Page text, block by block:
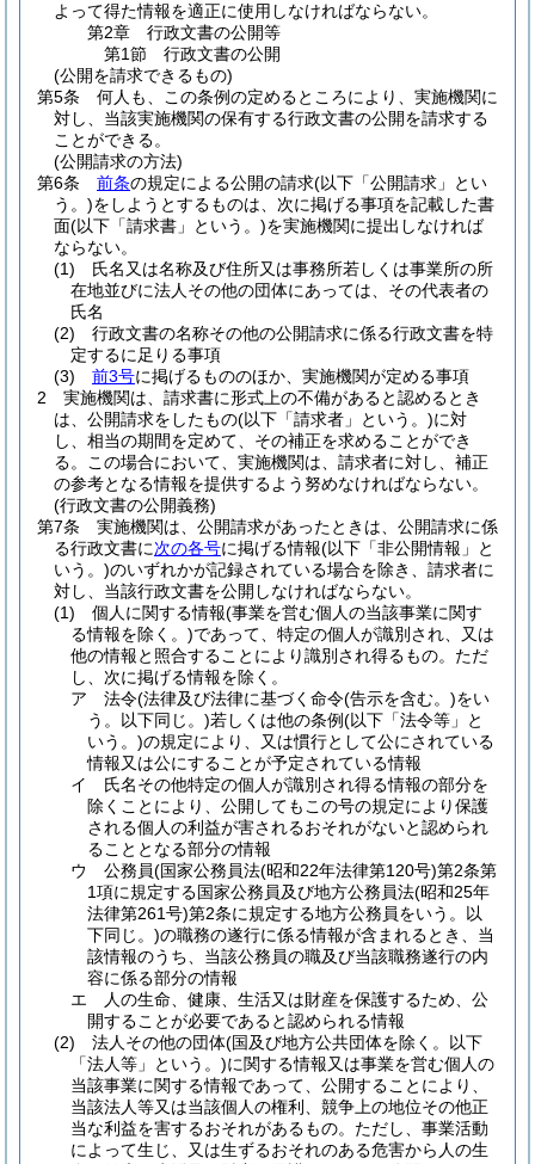
よって得た情報を適正に使用しなければならない。
第2章
行政文書の公開等
第1節
行政文書の公開
(公開を請求できるもの)
第5条
何人も、この条例の定めるところにより、実施機関に
対し、当該実施機関の保有する行政文書の公開を請求する
ことができる。
(公開請求の方法)
第6条
前条の規定による公開の請求(以下「公開請求」とい
う。)をしようとするものは、次に掲げる事項を記載した書
面(以下「請求書」という。)を実施機関に提出しなければ
ならない。
(1)
氏名又は名称及び住所又は事務所若しくは事業所の所
在地並びに法人その他の団体にあっては、その代表者の
氏名
(2)
行政文書の名称その他の公開請求に係る行政文書を特
定するに足りる事項
(3)
前3号に掲げるもののほか、実施機関が定める事項
2
実施機関は、請求書に形式上の不備があると認めるとき
は、公開請求をしたもの(以下「請求者」という。)に対
し、相当の期間を定めて、その補正を求めることができ
る。
この場合において、実施機関は、請求者に対し、補正
の参考となる情報を提供するよう努めなければならない。
(行政文書の公開義務)
第7条
実施機関は、公開請求があったときは、公開請求に係
る行政文書に次の各号に掲げる情報(以下「非公開情報」と
いう。)のいずれかが記録されている場合を除き、請求者に
対し、当該行政文書を公開しなければならない。
(1)
個人に関する情報(事業を営む個人の当該事業に関す
る情報を除く。)であって、特定の個人が識別され、又は
他の情報と照合することにより識別され得るもの。 ただ
し、次に掲げる情報を除く。
ア
法令(法律及び法律に基づく命令(告示を含む。)をい
う。以下同じ。)若しくは他の条例(以下「法令等」と
いう。)の規定により、又は慣行として公にされている
情報又は公にすることが予定されている情報
イ
氏名その他特定の個人が識別され得る情報の部分を
除くことにより、公開してもこの号の規定により保護
される個人の利益が害されるおそれがないと認められ
ることとなる部分の情報
ウ
公務員(国家公務員法(昭和22年法律第120号)第2条第
1項に規定する国家公務員及び地方公務員法(昭和25年
法律第261号)第2条に規定する地方公務員をいう。以
下同じ。)の職務の遂行に係る情報が含まれるとき、当
該情報のうち、当該公務員の職及び当該職務遂行の内
容に係る部分の情報
エ
人の生命、健康、生活又は財産を保護するため、公
開することが必要であると認められる情報
(2)
法人その他の団体(国及び地方公共団体を除く。以下
「法人等」という。)に関する情報又は事業を営む個人の
当該事業に関する情報であって、公開することにより、
当該法人等又は当該個人の権利、競争上の地位その他正
当な利益を害するおそれがあるもの。 ただし、事業活動
によって生じ、又は生ずるおそれのある危害から人の生